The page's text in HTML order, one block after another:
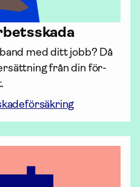
med ditt jobb? Då
från din för­